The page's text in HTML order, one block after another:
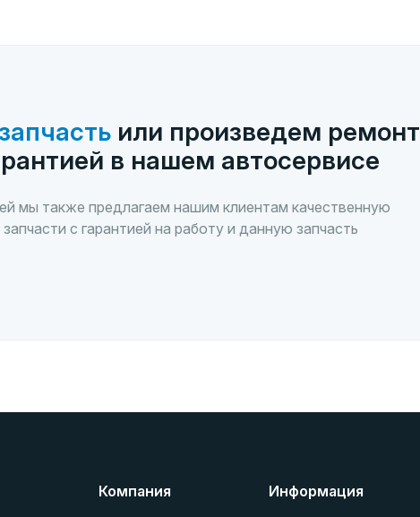
или произведем ремонт
в нашем автосервисе
мы также предлагаем нашим клиентам качественную
с гарантией на работу и данную запчасть
Компания Информация